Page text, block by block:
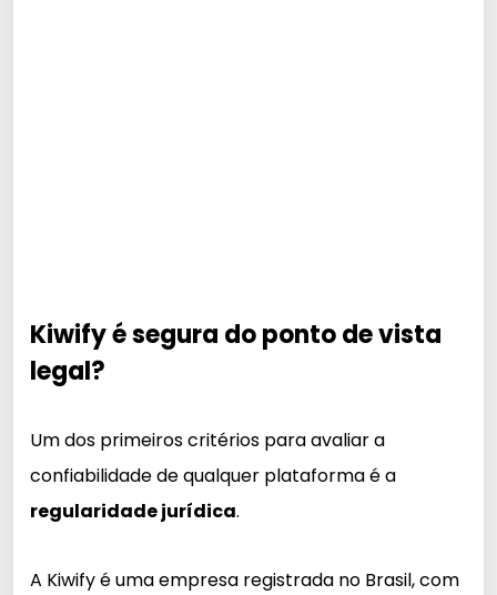
Kiwify é segura do ponto de vista
legal?
Um dos primeiros critérios para avaliar a
confiabilidade de qualquer plataforma é a
regularidade jurídica.
A Kiwify é uma empresa registrada no Brasil, com